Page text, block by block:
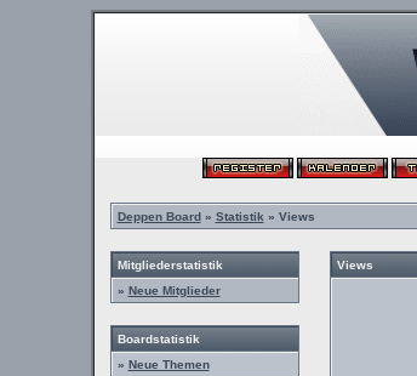
Deppen Board» Statistik » Views
Mitgliederstatistik
» Neue Mitglieder
Boardstatistik
» Neue Themen
Views